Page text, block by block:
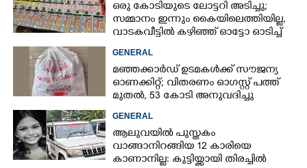
ഒരു കോടിയുടെ ലോട്ടറി അടിച്ചു;
സമ്മാനം ഇന്നും കൈയിലെത്തിയില്ല,
വാടകവീട്ടിൽ കഴിഞ്ഞ് ഓട്ടോ ഓടിച്ച്
73കാരൻ
GENERAL
മഞ്ഞക്കാർഡ് ഉടമകൾക്ക് സൗജന്യ
ഓണക്കിറ്റ്; വിതരണം ഓഗസ്റ്റ് പത്ത്
മുതൽ, 53 കോടി അനുവദിച്ചു
GENERAL
ആലുവയിൽ പുസ്തകം
വാങ്ങാനിറങ്ങിയ 12 കാരിയെ
കാണാനില്ല: കുട്ടിയ്ക്കായി തിരച്ചിൽ